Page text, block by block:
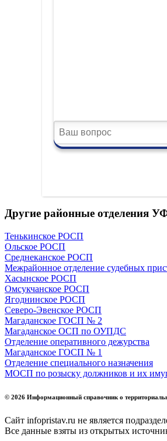
Другие районные отделения
Тенькинское РОСП
Ольское РОСП
Среднеканское РОСП
Межрайонное отделение судебных
Хасынское РОСП
Омсукчанское РОСП
Ягоднинское РОСП
Северо-Эвенское РОСП
Магаданское ГОСП № 2
Магаданское ОСП по ОУПДС
Отделение оперативного дежурства
Магаданское ГОСП № 1
Отделение специального назначения
МОСП по розыску должников и их
© 2026 Информационный справочник о
Сайт infopristav.ru не является
Все данные взяты из открытых